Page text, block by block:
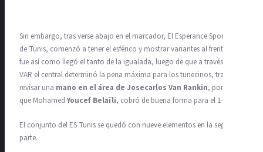
Sin embargo, tras verse abajo en el marcador, El Esperance Sportive
de Tunis, comenzó a tener el esférico y mostrar variantes al frente, y
fue así como llegó el tanto de la igualada, luego de que a través del
VAR el central determinó la pena máxima para los tunecinos, tras
revisar una mano en el área de Josecarlos Van Rankin, por lo
que MohamedYoucef Belaïli, cobró de buena forma para el 1-1.
El conjunto del ES Tunis se quedó con nueve elementos en la segunda
parte.